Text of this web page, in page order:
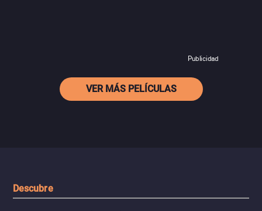
Publicidad
VER MÁS PELÍCULAS
Descubre